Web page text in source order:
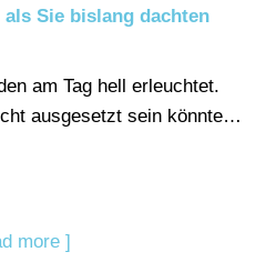
Sie bislang dachten
am Tag hell erleuchtet.
ausgesetzt sein könnte…
more ]